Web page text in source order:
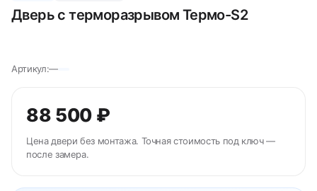
Дверь с терморазрывом Термо-S2
Артикул:—
88 500 ₽
Цена двери без монтажа. Точная стоимость под ключ —
после замера.